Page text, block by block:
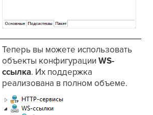
Теперь вы можете использовать
объекты конфигурацииWS-
ссылка. Их поддержка
реализована в полном объеме.